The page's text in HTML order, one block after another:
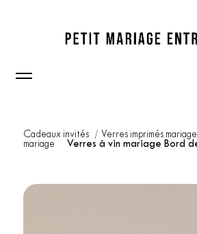
Cadeaux invités Verres imprimés mariage
mariage
Verres à vin mariage Bord